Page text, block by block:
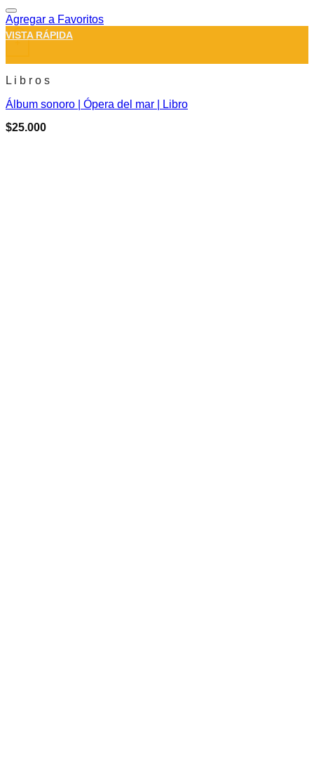
Agregar a Favoritos
+
VISTA RÁPIDA
L i b r o s
Álbum sonoro | Ópera del mar | Libro
$25.000